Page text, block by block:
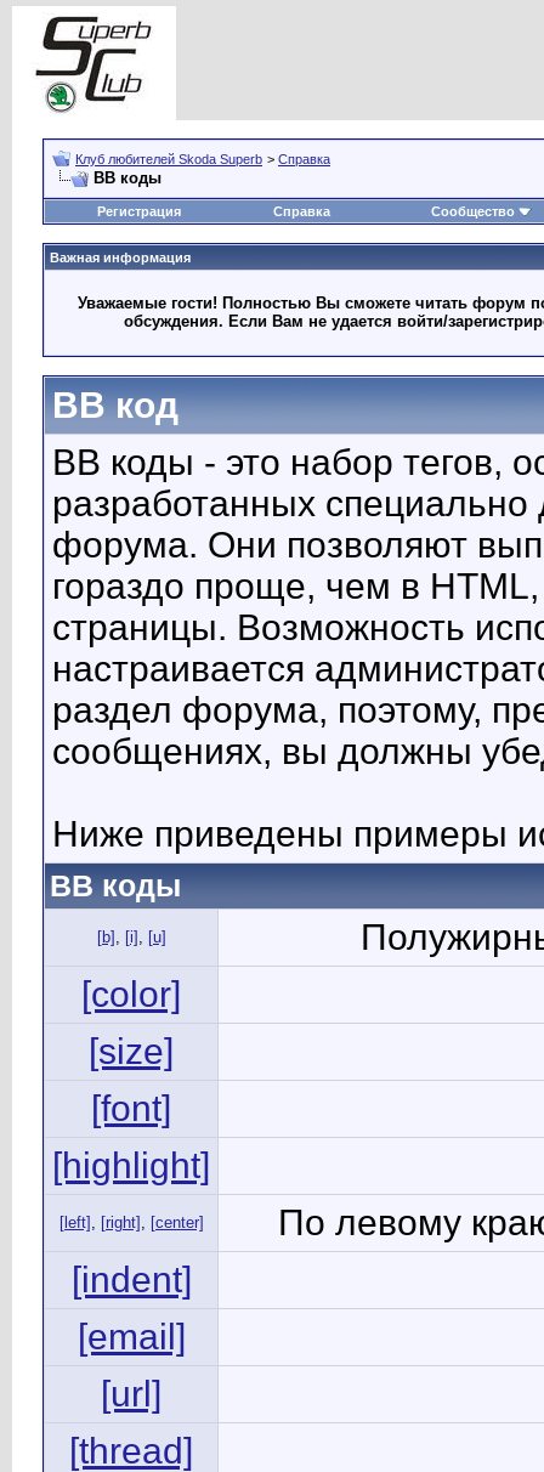
Клуб любителей Skoda Superb > Справка
BB коды
Регистрация Справка Сообщество
Важная информация
Уважаемые гости! Полностью Вы сможете читать форум
обсуждения. Если Вам не удается войти/
BB код
BB коды - это набор тегов,
разработанных
форума. Они позволяют
гораздо проще, чем в
страницы. Возможность
настраивается
раздел форума, поэтому,
сообщениях, вы должны
Ниже приведены примеры
BB коды
[b] , [i] , [u]
[color]
[size]
[font]
[highlight]
[left] , [right] , [center]
По левому
[indent]
[email]
[url]
[thread]